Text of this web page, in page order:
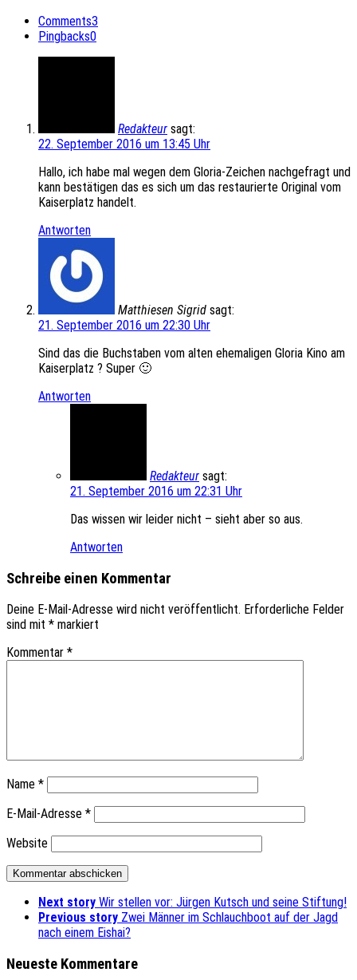
Comments3
Pingbacks0
Redakteur sagt:
22. September 2016 um 13:45 Uhr
Hallo, ich habe mal wegen dem Gloria-Zeichen nachgefragt und
kann bestätigen das es sich um das restaurierte Original vom
Kaiserplatz handelt.
Antworten
Matthiesen Sigrid sagt:
21. September 2016 um 22:30 Uhr
Sind das die Buchstaben vom alten ehemaligen Gloria Kino am
Kaiserplatz ? Super 🙂
Antworten
Redakteur sagt:
21. September 2016 um 22:31 Uhr
Das wissen wir leider nicht – sieht aber so aus.
Antworten
Schreibe einen Kommentar
Deine E-Mail-Adresse wird nicht veröffentlicht. Erforderliche Felder
sind mit * markiert
Kommentar *
Name *
E-Mail-Adresse *
Website
Next story Wir stellen vor: Jürgen Kutsch und seine Stiftung!
Previous story Zwei Männer im Schlauchboot auf der Jagd
nach einem Eishai?
Neueste Kommentare